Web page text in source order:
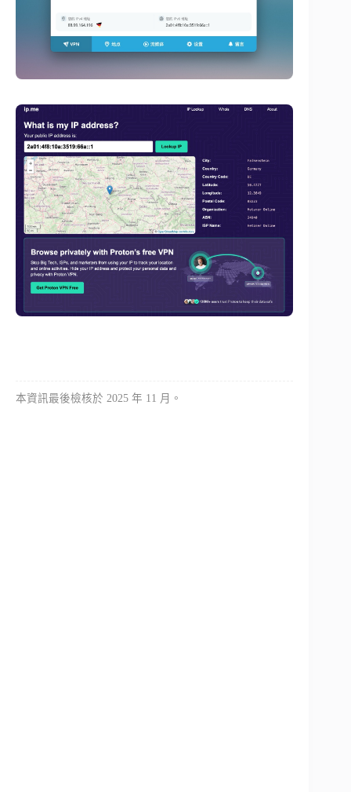
本資訊最後檢核於 2025 年 11 月。